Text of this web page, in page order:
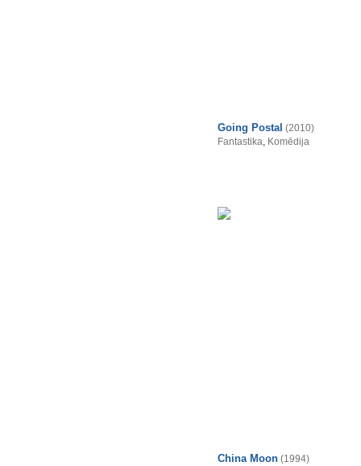
Going Postal (2010)
Fantastika, Komēdija
China Moon (1994)